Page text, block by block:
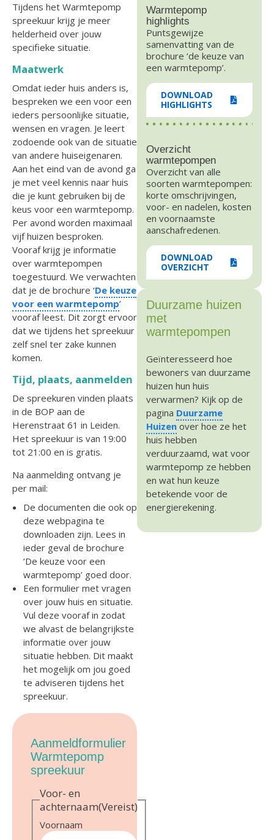
Tijdens het Warmtepomp
spreekuur krijg je meer
helderheid over jouw
specifieke situatie.
Maatwerk
Omdat ieder huis anders is,
bespreken we een voor een
ieders persoonlijke situatie,
wensen en vragen. Je leert
zodoende ook van de situatie
van andere huiseigenaren.
Aan het eind van de avond ga
je met veel kennis naar huis
die je kunt gebruiken bij de
keus voor een warmtepomp.
Per avond worden maximaal
vijf huizen besproken.
Vooraf krijg je informatie
over warmtepompen
toegestuurd. We verwachten
dat je de brochure ‘De keuze
voor een warmtepomp’
vooraf leest. Dit zorgt ervoor
dat we tijdens het spreekuur
zelf snel ter zake kunnen
komen.
Tijd, plaats, aanmelden
De spreekuren vinden plaats
in de BOP aan de
Herenstraat 61 in Leiden.
Het spreekuur is van 19:00
tot 21:00 en is gratis.
Na aanmelding ontvang je
per mail:
De documenten die ook op
deze webpagina te
downloaden zijn. Lees in
ieder geval de brochure
‘De keuze voor een
warmtepomp’ goed door.
Een formulier met vragen
over jouw huis en situatie.
Vul deze vooraf in zodat
we alvast de belangrijkste
informatie over jouw
situatie hebben. Dit maakt
het mogelijk om jou goed
te adviseren tijdens het
spreekuur.
Aanmeldformulier
Warmtepomp
spreekuur
Voor- en
achternaam(Vereist)
Voornaam
Warmtepomp
highlights
Puntsgewijze
samenvatting van de
brochure ‘de keuze van
een warmtepomp’.
DOWNLOAD
HIGHLIGHTS
Overzicht
warmtepompen
Overzicht van alle
soorten warmtepompen:
korte omschrijvingen,
voor- en nadelen, kosten
en voornaamste
aanschafredenen.
DOWNLOAD
OVERZICHT
Duurzame huizen
met
warmtepompen
Geïnteresseerd hoe
bewoners van duurzame
huizen hun huis
verwarmen? Kijk op de
pagina Duurzame
Huizen over hoe ze het
huis hebben
verduurzaamd, wat voor
warmtepomp ze hebben
en wat hun keuze
betekende voor de
energierekening.